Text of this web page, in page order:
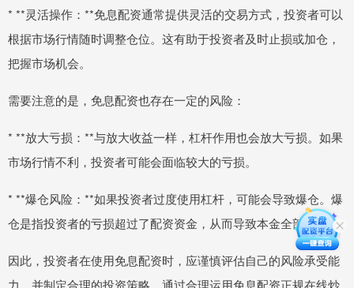
* **灵活操作：**免息配资通常提供灵活的交易方式，投资者可以
根据市场行情随时调整仓位。这有助于投资者及时止损或加仓，
把握市场机会。
需要注意的是，免息配资也存在一定的风险：
* **放大亏损：**与放大收益一样，杠杆作用也会放大亏损。如果
市场行情不利，投资者可能会面临较大的亏损。
* **爆仓风险：**如果投资者过度使用杠杆，可能会导致爆仓。爆
仓是指投资者的亏损超过了配资资金，从而导致本金全部损失。
因此，投资者在使用免息配资时，应谨慎评估自己的风险承受能